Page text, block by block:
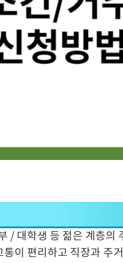
/ 대학생 등 젊은 계층의
이 편리하고 직장과 주